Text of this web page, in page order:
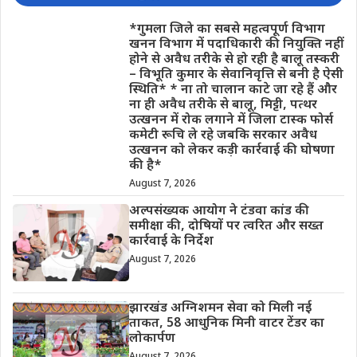
*गुमला जिले का सबसे महत्वपूर्ण विभाग
खनन विभाग में पदाधिकारी की नियुक्ति नहीं
होने से अवैध तरीके से हो रही है बालू तस्करी
– विभूति कुमार के सेवानिवृत्ति से बनी है ऐसी
स्थिति* * ना तो चालान काटे जा रहे हैं और
ना ही अवैध तरीके से बालू, मिट्टी, पत्थर
उत्खनन में रोक लगाने में जिला टास्क फोर्स
कमेटी रूचि ले रहे जबकि सरकार अवैध
उत्खनन को लेकर कड़ी कार्रवाई की घोषणा
की है*
August 7, 2026
अल्पसंख्यक आयोग ने टंडवा कांड की
समीक्षा की, दोषियों पर त्वरित और सख्त
कार्रवाई के निर्देश
August 7, 2026
झारखंड अग्निशमन सेवा को मिली नई
ताकत, 58 आधुनिक मिनी वाटर टेंडर का
लोकार्पण